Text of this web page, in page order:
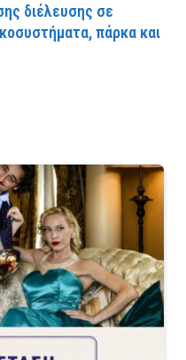
διέλευσης σε
πάρκα και